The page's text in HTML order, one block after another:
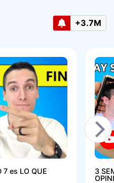
+3.7M
7 es LO QUE
3